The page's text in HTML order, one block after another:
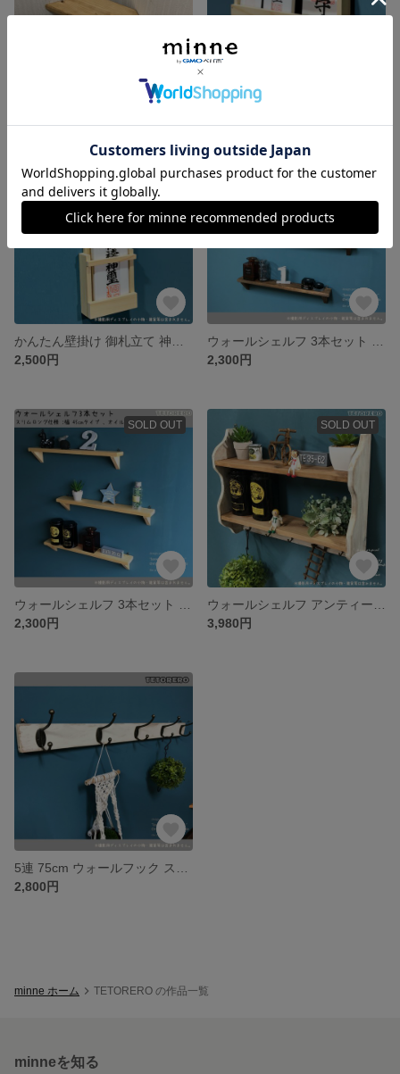
3,000円
2,500円
2,300円
SOLD OUT
2,300円
SOLD OUT
3,980円
2,800円
minne ホーム TETORERO の作品一覧
minneを知る